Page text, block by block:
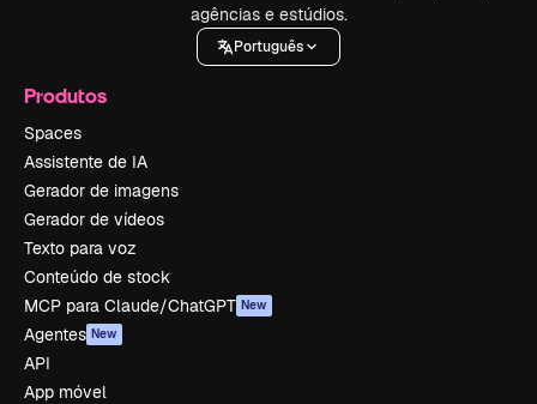
agências e estúdios.
Português
Produtos
Spaces
Assistente de IA
Gerador de imagens
Gerador de vídeos
Texto para voz
Conteúdo de stock
MCP para Claude/ChatGPT New
Agentes New
API
App móvel